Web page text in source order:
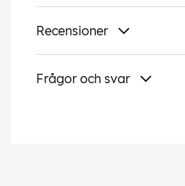
Recensioner
Frågor och svar